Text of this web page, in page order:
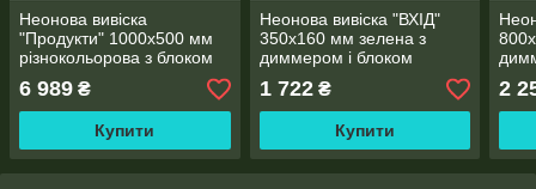
Неонова вивіска
"Продукти" 1000х500 мм
різнокольорова з блоком
6 989 ₴
Купити
Неонова вивіска "ВХІД"
350х160 мм зелена з
диммером і блоком
1 722₴
Купити
2